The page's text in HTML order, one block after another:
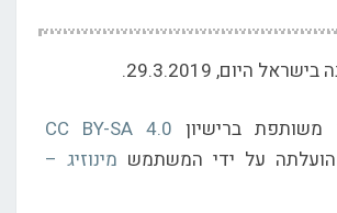
היום, 29.3.2019.
משותפת ברישיון CC BY-SA 4.0
הועלתה על ידי המשתמש מינוזיג –